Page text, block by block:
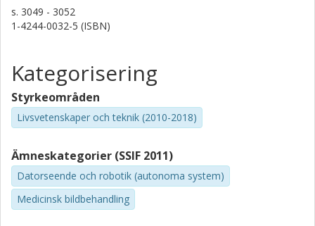
s. 3049 - 3052
1-4244-0032-5 (ISBN)
Kategorisering
Styrkeområden
Livsvetenskaper och teknik (2010-2018)
Ämneskategorier (SSIF 2011)
Datorseende och robotik (autonoma system)
Medicinsk bildbehandling